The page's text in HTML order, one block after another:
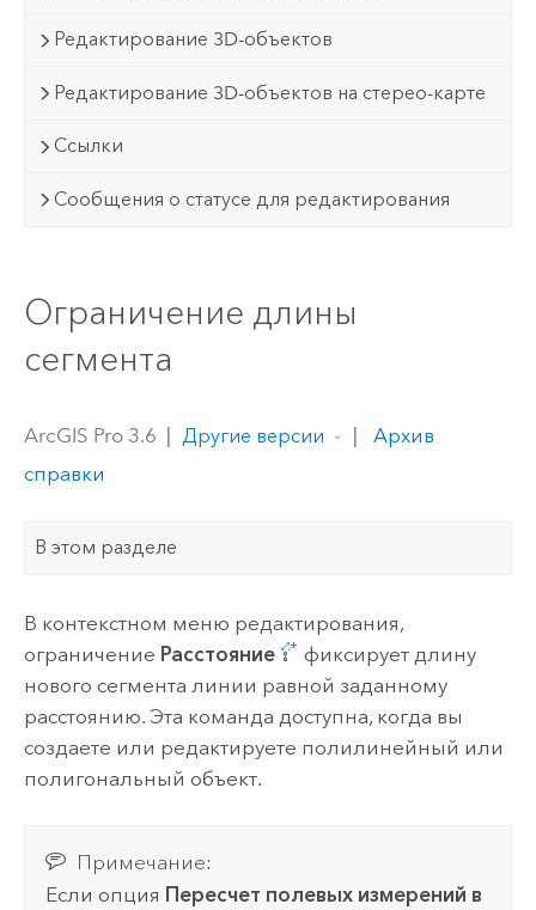
Редактирование 3D-объектов
Редактирование 3D-объектов на стерео-карте
Ссылки
Сообщения о статусе для редактирования
Ограничение длины
сегмента
ArcGIS Pro 3.6 Другие версии
Архив
справки
В этом разделе
В контекстном меню редактирования,
ограничение Расстояние
фиксирует длину
нового сегмента линии равной заданному
расстоянию. Эта команда доступна, когда вы
создаете или редактируете полилинейный или
полигональный объект.
Примечание:
Если опция Пересчет полевых измерений в